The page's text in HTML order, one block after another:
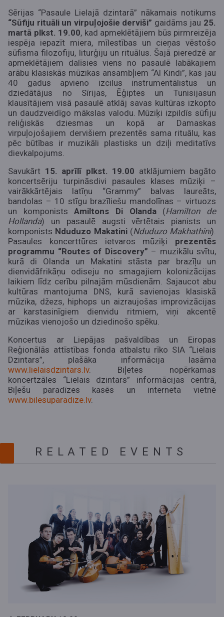
Sērijas “Pasaule Lielajā dzintarā” nākamais notikums
“Sūfiju rituāli un virpuļojošie derviši” gaidāms jau 25.
martā plkst. 19.00, kad apmeklētājiem būs pirmreizēja
iespēja iepazīt miera, mīlestības un cieņas vēstošo
sūfisma filozofiju, liturģiju un rituālus. Šajā pieredzē ar
apmeklētājiem dalīsies viens no pasaulē labākajiem
arābu klasiskās mūzikas ansambļiem “Al Kindi”, kas jau
40 gadus apvieno izcilus instrumentālistus un
dziedātājus no Sīrijas, Ēģiptes un Tunisijasun
klausītājiem visā pasaulē atklāj savas kultūras izkopto
un daudzveidīgo mākslas valodu. Mūziķi izpildīs sūfiju
reliģiskās dziesmas un kopā ar Damaskas
virpuļojošajiem dervišiem prezentēs sama rituālu, kas
pēc būtības ir muzikāli plastisks un dziļi meditatīvs
dievkalpojums.
Savukārt 15. aprīlī plkst. 19.00 atklājumiem bagāto
koncertsēriju turpināsdivi pasaules klases mūziķi –
vairākkārtējais latīņu “Grammy” balvas laureāts,
bandolas – 10 stīgu brazīliešu mandolīnas – virtuozs
un komponistsAmiltons Di Olanda(Hamilton de
Hollanda) un pasaulē augsti vērtētais pianists un
komponists Nduduzo Makatini(Nduduzo Makhathini).
Pasaules koncerttūres ietvaros mūziķi prezentēs
programmu “Routes of Discovery” – muzikālu svītu,
kurā di Olanda un Makatini stāsta par brazīļu un
dienvidāfrikāņu odiseju no smagajiem kolonizācijas
laikiem līdz cerību pilnajām mūsdienām. Sajaucot abu
kultūras mantojuma DNS, kurā savienojas klasiskā
mūzika, džezs, hiphops un aizraujošas improvizācijas
ar karstasinīgiem dienvidu ritmiem, viņi akcentē
mūzikas vienojošo un dziedinošo spēku.
Koncertus ar Liepājas pašvaldības un Eiropas
Reģionālās attīstības fonda atbalstu rīko SIA “Lielais
Dzintars”, plašāka informācija lasāma
www.lielaisdzintars.lv. Biļetes nopērkamas
koncertzāles “Lielais dzintars” informācijas centrā,
Biļešu paradīzes kasēs un interneta vietnē
www.bilesuparadize.lv.
RELATED EVENTS